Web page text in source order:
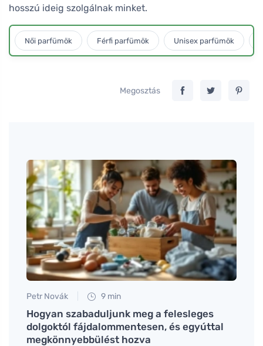
hosszú ideig szolgálnak minket.
Női parfümök Férfi parfümök Unisex parfümök
Megosztás
Petr Novák 9 min
Hogyan szabaduljunk meg a felesleges
dolgoktól fájdalommentesen, és egyúttal
megkönnyebbülést hozva